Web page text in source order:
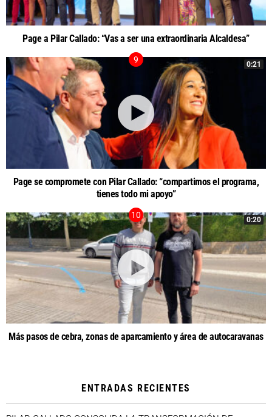
Page a Pilar Callado: “Vas a ser una extraordinaria Alcaldesa”
0:21
Page se compromete con Pilar Callado: “compartimos el programa,
tienes todo mi apoyo”
0:20
Más pasos de cebra, zonas de aparcamiento y área de autocaravanas
ENTRADAS RECIENTES